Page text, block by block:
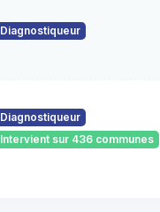
Diagnostiqueur
Diagnostiqueur
Intervient sur 436 communes